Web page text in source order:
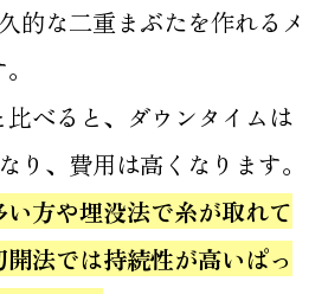
的な二重まぶたを作れるメ
比べると、ダウンタイムは
り、費用は高くなります。
方や埋没法で糸が取れて
法では持続性が高いぱっ